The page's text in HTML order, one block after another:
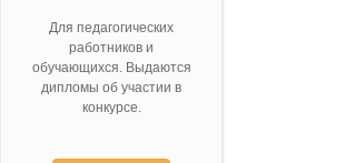
Для педагогических
работников и
обучающихся. Выдаются
дипломы об участии в
конкурсе.